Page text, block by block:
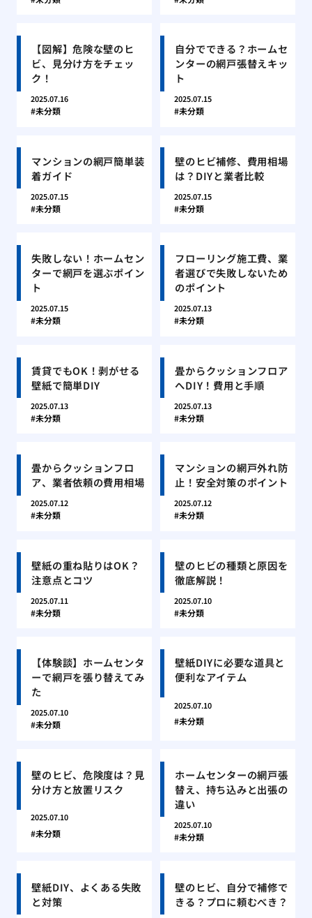
【図解】危険な壁のヒ
ビ、見分け方をチェッ
ク！
2025.07.16
未分類
自分でできる？ホームセ
ンターの網戸張替えキッ
ト
2025.07.15
未分類
マンションの網戸簡単装
着ガイド
2025.07.15
未分類
壁のヒビ補修、費用相場
は？DIYと業者比較
2025.07.15
未分類
失敗しない！ホームセン
ターで網戸を選ぶポイン
ト
2025.07.15
未分類
フローリング施工費、業
者選びで失敗しないため
のポイント
2025.07.13
未分類
賃貸でもOK！剥がせる
壁紙で簡単DIY
2025.07.13
未分類
畳からクッションフロア
へDIY！費用と手順
2025.07.13
未分類
畳からクッションフロ
ア、業者依頼の費用相場
2025.07.12
未分類
マンションの網戸外れ防
止！安全対策のポイント
2025.07.12
未分類
壁紙の重ね貼りはOK？
注意点とコツ
2025.07.11
未分類
壁のヒビの種類と原因を
徹底解説！
2025.07.10
未分類
【体験談】ホームセンタ
ーで網戸を張り替えてみ
た
2025.07.10
未分類
壁紙DIYに必要な道具と
便利なアイテム
2025.07.10
未分類
壁のヒビ、危険度は？見
分け方と放置リスク
2025.07.10
未分類
ホームセンターの網戸張
替え、持ち込みと出張の
違い
2025.07.10
未分類
壁紙DIY、よくある失敗
と対策
壁のヒビ、自分で補修で
きる？プロに頼むべき？